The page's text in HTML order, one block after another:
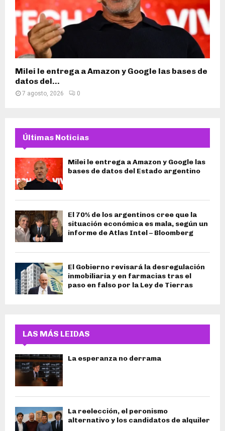
Milei le entrega a Amazon y Google las bases de
datos del...
7 agosto, 2026 0
Últimas Noticias
Milei le entrega a Amazon y Google las
bases de datos del Estado argentino
El 70% de los argentinos cree que la
situación económica es mala, según un
informe de Atlas Intel – Bloomberg
El Gobierno revisará la desregulación
inmobiliaria y en farmacias tras el
paso en falso por la Ley de Tierras
LAS MÁS LEIDAS
La esperanza no derrama
La reelección, el peronismo
alternativo y los candidatos de alquiler